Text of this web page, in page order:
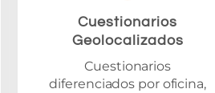
Cuestionarios
Geolocalizados
Cuestionarios
diferenciados por oficina,